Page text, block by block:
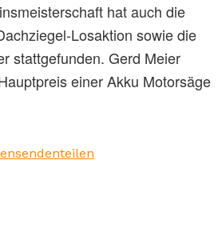
hat auch die
Losaktion sowie die
stattgefunden. Gerd Meier
einer Akku Motorsäge
sendenteilen